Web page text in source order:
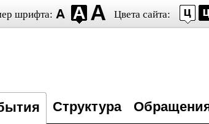
шрифта: Цвета сайта:
Структура